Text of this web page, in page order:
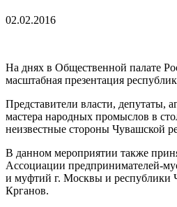
02.02.2016
На днях в Общественной палате
масштабная презентация
Представители власти, депутаты,
мастера народных промыслов в
неизвестные стороны Чувашской
В данном мероприятии также
Ассоциации предпринимателей-
и муфтий г. Москвы и республики
Крганов.